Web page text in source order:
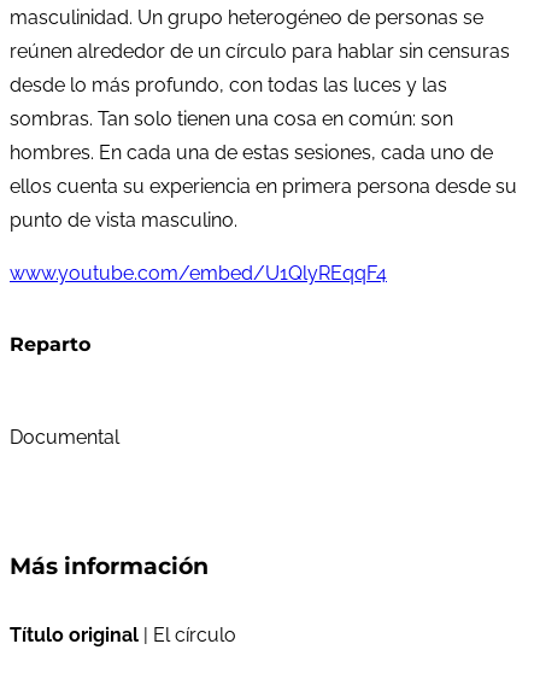
masculinidad. Un grupo heterogéneo de personas se
reúnen alrededor de un círculo para hablar sin censuras
desde lo más profundo, con todas las luces y las
sombras. Tan solo tienen una cosa en común: son
hombres. En cada una de estas sesiones, cada uno de
ellos cuenta su experiencia en primera persona desde su
punto de vista masculino.
www.youtube.com/embed/U1QlyREqqF4
Reparto
Documental
Más información
Título original | El círculo